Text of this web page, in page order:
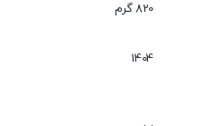
820 گرم
1404